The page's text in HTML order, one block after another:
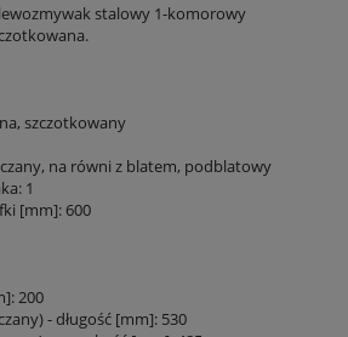
stalowy 1-komorowy
szczotkowany
na równi z blatem, podblatowy
1
[mm]: 600
200
- długość [mm]: 530